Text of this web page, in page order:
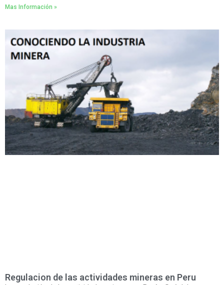
Mas Información »
Regulacion de las actividades mineras en Peru